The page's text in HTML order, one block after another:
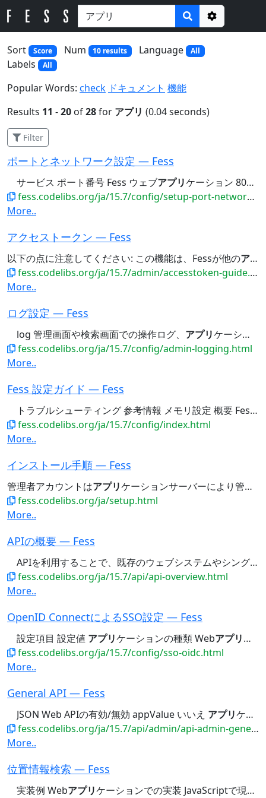
Options
Sort
Score Num 10 results Language All
Labels All
Popular Words: check ドキュメント 機能
Results 11 -20 of28for アプリ (0.04 seconds)
Filter
ポートとネットワーク設定 — Fess
サービス ポート番号 Fess ウェブアプリケーション 8080 OpenSearch (HTTP) 9201...OpenSearch (Transport) 9301 Fess ウェブ
fess.codelibs.org/ja/15.7/config/setup-port-network.html
More..
アクセストークン — Fess
以下の点に注意してください: この機能は、Fessが他のアプリ
fess.codelibs.org/ja/15.7/admin/accesstoken-guide.html
More..
ログ設定 — Fess
log 管理画面や検索画面での操作ログ、 アプリケーションエラー、システムイベント fess-crawler.log...スで出力） server_?.log Tomcatなどの
fess.codelibs.org/ja/15.7/config/admin-logging.html
More..
Fess 設定ガイド — Fess
トラブルシューティング 参考情報 メモリ設定 概要 Fess ウェブ
fess.codelibs.org/ja/15.7/config/index.html
More..
インストール手順 — Fess
管理者アカウントはアプリケーションサーバーにより管理されています。 Fessの管理 UI では、
fess.codelibs.org/ja/setup.html
More..
APIの概要 — Fess
APIを利用することで、既存のウェブシステムやシングルページ
fess.codelibs.org/ja/15.7/api/api-overview.html
More..
OpenID ConnectによるSSO設定 — Fess
設定項目 設定値 アプリケーションの種類 Webアプリケー
fess.codelibs.org/ja/15.7/config/sso-oidc.html
More..
General API — Fess
JSON Web APIの有効/無効 appValue いいえ アプリケーション固有の追加設定値 virtualHostValue...
fess.codelibs.org/ja/15.7/api/admin/api-admin-general.html
More..
位置情報検索 — Fess
実装例 Webアプリケーションでの実装 JavaScriptで現在地を取得して検索する例:...